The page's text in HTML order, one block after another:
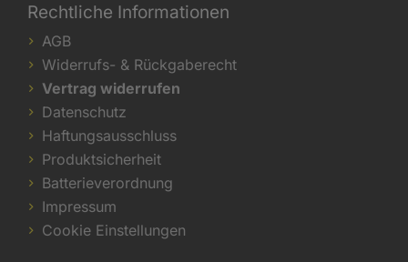
Rechtliche Informationen
AGB
Widerrufs- & Rückgaberecht
Vertrag widerrufen
Datenschutz
Haftungsausschluss
Produktsicherheit
Batterieverordnung
Impressum
Cookie Einstellungen